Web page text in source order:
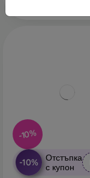
-10%
-10%
Отстъпка
с купон